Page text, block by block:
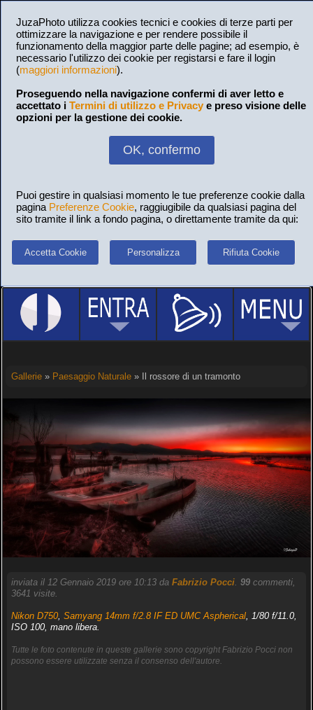
JuzaPhoto utilizza cookies tecnici e cookies di terze parti per
ottimizzare la navigazione e per rendere possibile il
funzionamento della maggior parte delle pagine; ad esempio, è
necessario l'utilizzo dei cookie per registarsi e fare il login
(maggiori informazioni).
Proseguendo nella navigazione confermi di aver letto e
accettato i Termini di utilizzo e Privacy e preso visione delle
opzioni per la gestione dei cookie.
OK, confermo
Puoi gestire in qualsiasi momento le tue preferenze cookie dalla
pagina Preferenze Cookie, raggiugibile da qualsiasi pagina del
sito tramite il link a fondo pagina, o direttamente tramite da qui:
Accetta Cookie Personalizza Rifiuta Cookie
Gallerie» Paesaggio Naturale» Il rossore di un tramonto
inviata il 12 Gennaio 2019 ore 10:13 da Fabrizio Pocci. 99commenti,
3641 visite.
Nikon D750, Samyang 14mm f/2.8 IF ED UMC Aspherical, 1/80 f/11.0,
ISO 100, mano libera.
Tutte le foto contenute in queste gallerie sono copyright Fabrizio Pocci non
possono essere utilizzate senza il consenso dell'autore.